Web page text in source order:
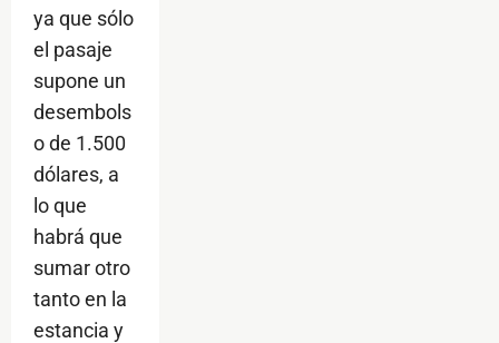
ya que sólo
el pasaje
supone un
desembols
o de 1.500
dólares, a
lo que
habrá que
sumar otro
tanto en la
estancia y